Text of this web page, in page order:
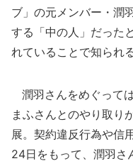
ブ」の元メンバー・潤
する「中の人」だった
れていることで知られる
潤羽さんをめぐって
まふさんとのやり取り
展。契約違反行為や信
24日をもって、潤羽さ